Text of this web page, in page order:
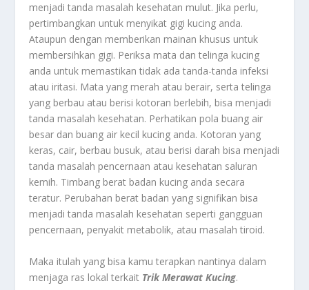
menjadi tanda masalah kesehatan mulut. Jika perlu,
pertimbangkan untuk menyikat gigi kucing anda.
Ataupun dengan memberikan mainan khusus untuk
membersihkan gigi. Periksa mata dan telinga kucing
anda untuk memastikan tidak ada tanda-tanda infeksi
atau iritasi. Mata yang merah atau berair, serta telinga
yang berbau atau berisi kotoran berlebih, bisa menjadi
tanda masalah kesehatan. Perhatikan pola buang air
besar dan buang air kecil kucing anda. Kotoran yang
keras, cair, berbau busuk, atau berisi darah bisa menjadi
tanda masalah pencernaan atau kesehatan saluran
kemih. Timbang berat badan kucing anda secara
teratur. Perubahan berat badan yang signifikan bisa
menjadi tanda masalah kesehatan seperti gangguan
pencernaan, penyakit metabolik, atau masalah tiroid.
Maka itulah yang bisa kamu terapkan nantinya dalam
menjaga ras lokal terkait Trik Merawat Kucing.